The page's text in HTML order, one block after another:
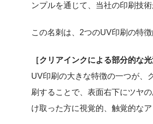
ンプルを通じて、当社の印刷技
この名刺は、2つのUV印刷の特
［クリアインクによる部分的な光
UV印刷の大きな特徴の一つが、
刷することで、表面右下にツヤ
け取った方に視覚的、触覚的なア